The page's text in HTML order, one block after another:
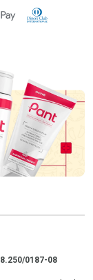
Pay
Diners Club
0187-08